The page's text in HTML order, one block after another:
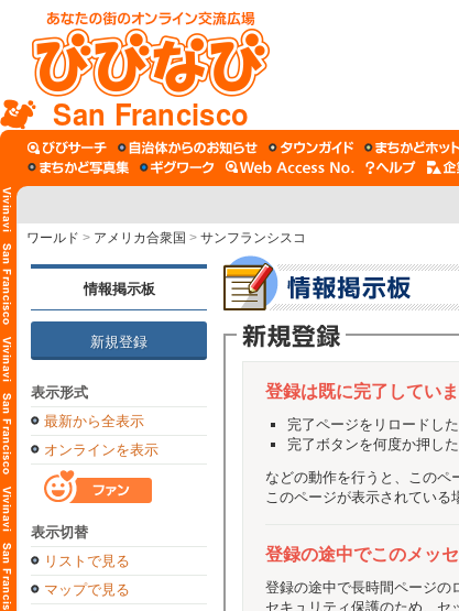
San Francisco
ワールド > アメリカ合衆国 > サンフランシスコ
情報掲示板
新規登録
表示形式
最新から全表示
オンラインを表示
表示切替
リストで見る
マップで見る
登録は既に完了していま
完了ページをリロードした
完了ボタンを何度か押した
などの動作を行うと、このペ
このページが表示されている
登録の途中でこのメッ
登録の途中で長時間ページの
セキュリティ保護のため、セ